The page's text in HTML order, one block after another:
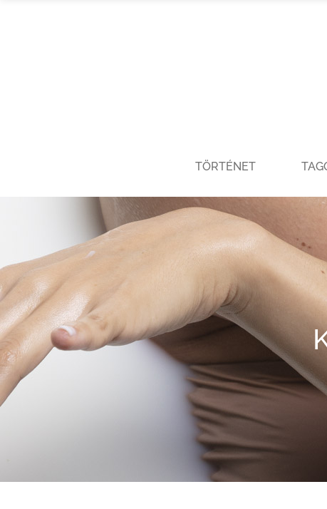
TÖRTÉNET